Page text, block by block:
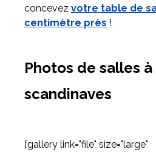
concevez votre table de
centimètre près !
Photos de salles
scandinaves
[gallery link="file" size="large"